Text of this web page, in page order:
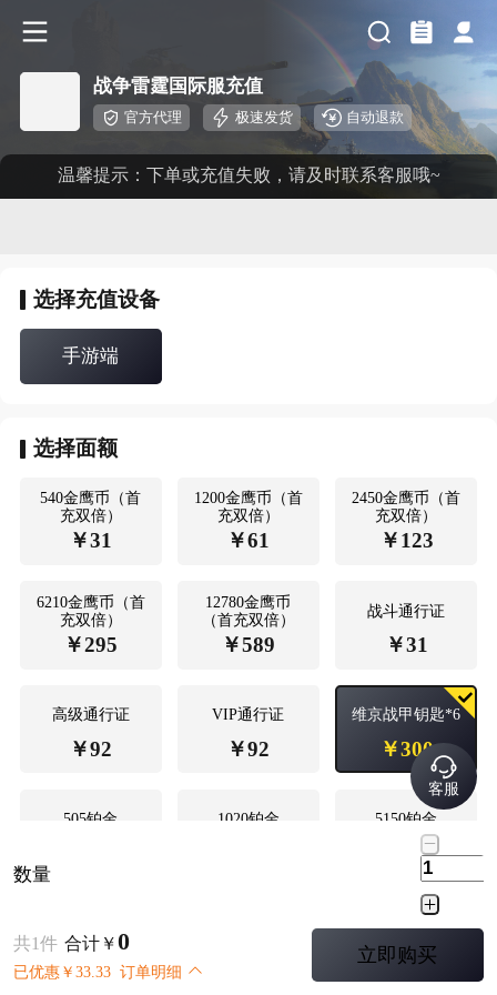
战争雷霆国际服充值
官方代理 极速发货 自动退款
温馨提示：下单或充值失败，请及时联系客服哦~
选择充值设备
手游端
选择面额
540金鹰币（首
充双倍）
￥31
1200金鹰币（首
充双倍）
￥61
2450金鹰币（首
充双倍）
￥123
6210金鹰币（首
充双倍）
￥295
12780金鹰币
（首充双倍）
￥589
战斗通行证
￥31
高级通行证
￥92
VIP通行证
￥92
维京战甲钥匙*6
￥300
505铂金 1020铂金 5150铂金
295
￥589
10300铂金（充2
个5150铂金）
￥565
数量
共1件 合计￥0
已优惠￥33.33 订单明细
立即购买
客服